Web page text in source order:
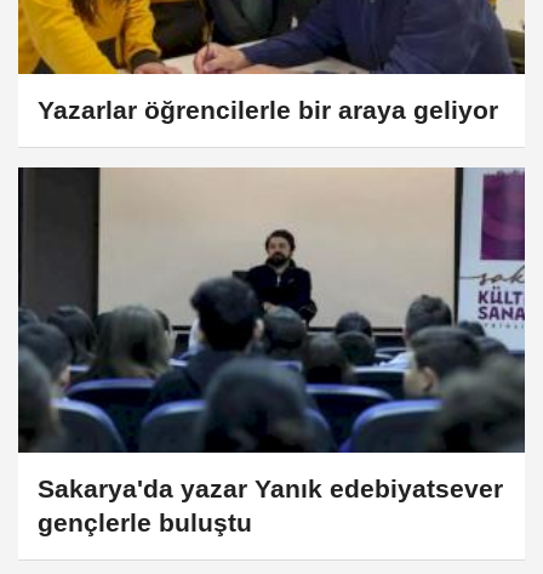
Yazarlar öğrencilerle bir araya geliyor
Sakarya'da yazar Yanık edebiyatsever
gençlerle buluştu